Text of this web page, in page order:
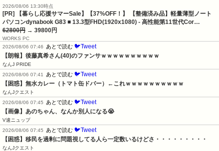
2026/08/06 13:30時点
[PR] 【暮らし応援サマーSale】【37%OFF！】 【整備済み品】軽量薄型ノート
パソコンdynabook G83 ■ 13.3型FHD(1920x1080) - 高性能第11世代Cor…
62800円 → 39800円
WORKS PC
2026/08/06 07:46
あとで読む 🐦Tweet
【朗報】後藤真希さん(40)のファンサｗｗｗｗｗｗｗｗｗｗ
なんJ PRIDE
2026/08/06 07:41
あとで読む 🐦Tweet
【困惑】無水カレー（トマト缶ドバー）←これｗｗｗｗｗｗｗｗｗｗ
なんJクエスト
2026/08/06 07:45
あとで読む 🐦Tweet
【画像】あのちゃん、なんか別人になる😭
V速ニュップ
2026/08/06 07:45
あとで読む 🐦Tweet
【困惑】移民を過剰に問題視してる人ら一定数いるけどさ・・・・・・・・・
なんJクエスト